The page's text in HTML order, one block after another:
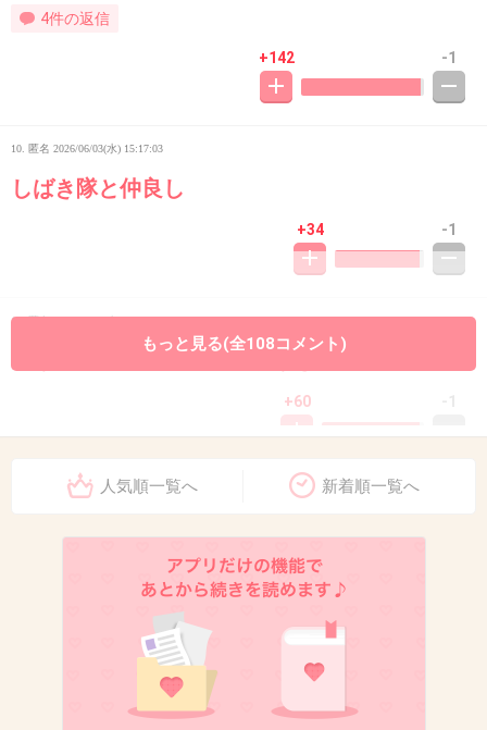
4件の返信
+142 -1
10. 匿名 2026/06/03(水) 15:17:03
しばき隊と仲良し
+34 -1
11. 匿名2026/06/03(水) 15:17:41
もう仲間って暴露してるようなもんじゃん
+60
2026/06/03(水) 15:17:42
黙れ しばき隊の友人
+59
2026/06/03(水) 15:17:45
中国の国営放送で政府批判をする国会議員
もっと見る(全108コメント)
人気順一覧へ 新着順一覧へ